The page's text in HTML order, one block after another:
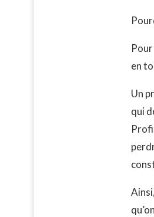
en
Un
qui